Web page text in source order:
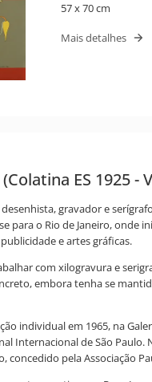
57 x 70 cm
Mais detalhes
ES 1925 -
gravador e
para o Rio de Janeiro,
e artes gráficas.
com xilogravura e
embora tenha se
individual em 1965, na
Internacional de São
concedido pela Associação